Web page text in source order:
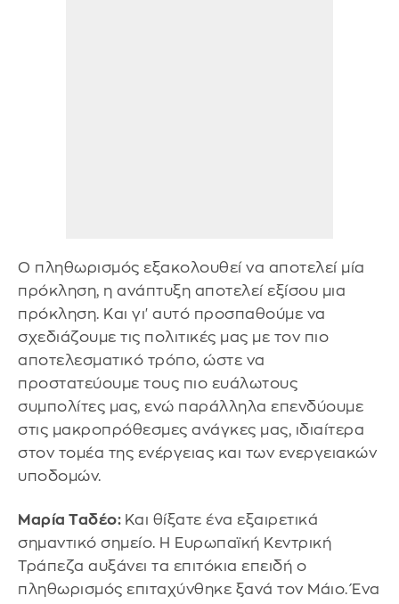
Ο πληθωρισμός εξακολουθεί να αποτελεί μία
πρόκληση, η ανάπτυξη αποτελεί εξίσου μια
πρόκληση. Και γι' αυτό προσπαθούμε να
σχεδιάζουμε τις πολιτικές μας με τον πιο
αποτελεσματικό τρόπο, ώστε να
προστατεύουμε τους πιο ευάλωτους
συμπολίτες μας, ενώ παράλληλα επενδύουμε
στις μακροπρόθεσμες ανάγκες μας, ιδιαίτερα
στον τομέα της ενέργειας και των ενεργειακών
υποδομών.
Μαρία Ταδέο: Και θίξατε ένα εξαιρετικά
σημαντικό σημείο. Η Ευρωπαϊκή Κεντρική
Τράπεζα αυξάνει τα επιτόκια επειδή ο
πληθωρισμός επιταχύνθηκε ξανά τον Μάιο. Ένα